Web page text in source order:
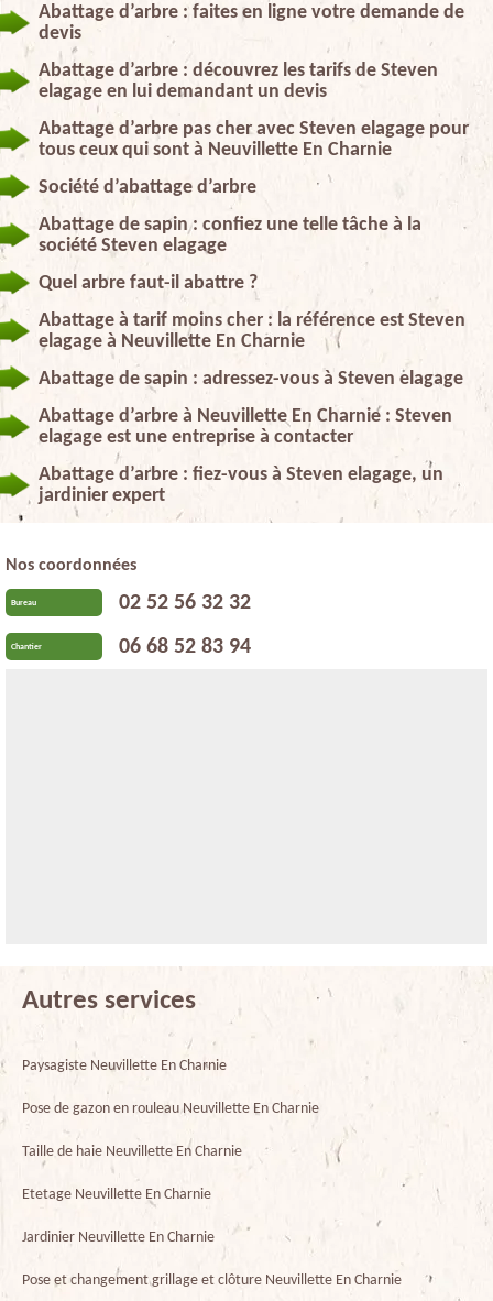
Abattage d’arbre : faites en ligne votre demande de
devis
Abattage d’arbre : découvrez les tarifs de Steven
elagage en lui demandant un devis
Abattage d’arbre pas cher avec Steven elagage pour
tous ceux qui sont à Neuvillette En Charnie
Société d’abattage d’arbre
Abattage de sapin : confiez une telle tâche à la
société Steven elagage
Quel arbre faut-il abattre ?
Abattage à tarif moins cher : la référence est Steven
elagage à Neuvillette En Charnie
Abattage de sapin : adressez-vous à Steven elagage
Abattage d’arbre à Neuvillette En Charnie : Steven
elagage est une entreprise à contacter
Abattage d’arbre : fiez-vous à Steven elagage, un
jardinier expert
Nos coordonnées
Bureau 02 52 56 32 32
Chantier 06 68 52 83 94
Autres services
Paysagiste Neuvillette En Charnie
Pose de gazon en rouleau Neuvillette En Charnie
Taille de haie Neuvillette En Charnie
Etetage Neuvillette En Charnie
Jardinier Neuvillette En Charnie
Pose et changement grillage et clôture Neuvillette En Charnie